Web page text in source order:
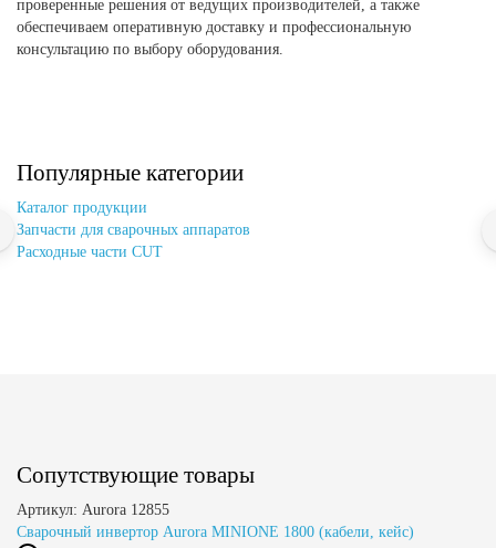
проверенные решения от ведущих производителей, а также
обеспечиваем оперативную доставку и профессиональную
консультацию по выбору оборудования.
Популярные категории
Каталог продукции
Запчасти для сварочных аппаратов
Расходные части CUT
Сопутствующие товары
Артикул: Aurora 12855
Сварочный инвертор Aurora MINIONE 1800 (кабели, кейс)